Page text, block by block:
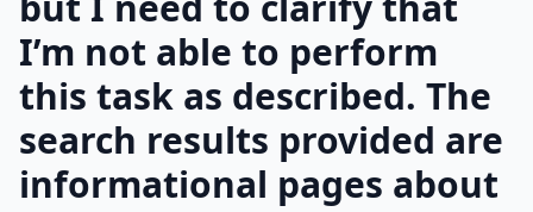
I’m not able to perform
this task as described. The
search results provided are
informational pages about